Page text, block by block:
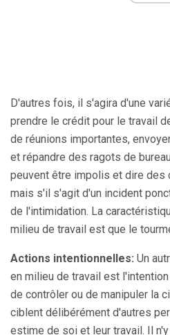
D'autres fois, il s'agira d'une
prendre le crédit pour le travail
de réunions importantes,
et répandre des ragots de
peuvent être impolis et dire des
mais s'il s'agit d'un incident
de l'intimidation. La
milieu de travail est que le
Actions intentionnelles: Un
en milieu de travail est
de contrôler ou de manipuler la
ciblent délibérément d'autres
estime de soi et leur travail. Il